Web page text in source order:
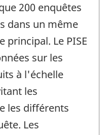
200 enquêtes
dans un même
Le PISE
sur les
à l'échelle
les
les différents
Les